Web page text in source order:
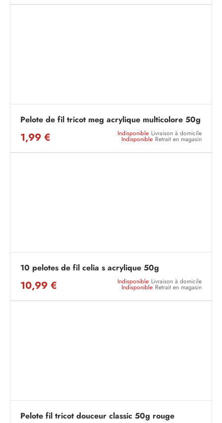
Pelote de fil tricot meg acrylique multicolore 50g
1,99 € Indisponible Livraison à domicile
Indisponible Retrait en magasin
10 pelotes de fil celia s acrylique 50g
10,99 € Indisponible Livraison à domicile
Indisponible Retrait en magasin
Pelote fil tricot douceur classic 50g rouge